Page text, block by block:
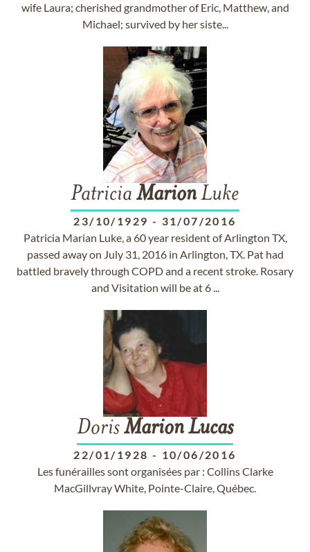
wife Laura; cherished grandmother of Eric, Matthew, and
Michael; survived by her siste...
Patricia MarionLuke
23/10/1929 - 31/07/2016
Patricia Marian Luke, a 60 year resident of Arlington TX,
passed away on July 31, 2016 in Arlington, TX. Pat had
battled bravely through COPD and a recent stroke. Rosary
and Visitation will be at 6 ...
DorisMarionLucas
22/01/1928 - 10/06/2016
Les funérailles sont organisées par : Collins Clarke
MacGillvray White, Pointe-Claire, Québec.